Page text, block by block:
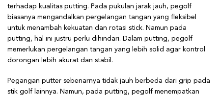
terhadap kualitas putting. Pada pukulan jarak jauh, pegolf
biasanya mengandalkan pergelangan tangan yang fleksibel
untuk menambah kekuatan dan rotasi stick. Namun pada
putting, hal ini justru perlu dihindari. Dalam putting, pegolf
memerlukan pergelangan tangan yang lebih solid agar kontrol
dorongan lebih akurat dan stabil.
Pegangan putter sebenarnya tidak jauh berbeda dari grip pada
stik golf lainnya. Namun, pada putting, pegolf menempatkan